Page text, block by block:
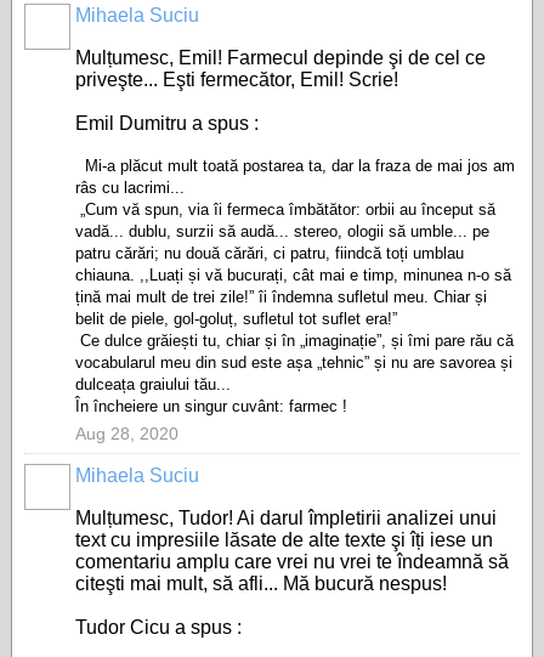
Mihaela Suciu
Mulțumesc, Emil! Farmecul depinde şi de cel ce
priveşte... Eşti fermecător, Emil! Scrie!
Emil Dumitru a spus :
Mi-a plăcut mult toată postarea ta, dar la fraza de mai jos am
râs cu lacrimi...
„Cum vă spun, via îi fermeca îmbătător: orbii au început să
vadă... dublu, surzii să audă... stereo, ologii să umble... pe
patru cărări; nu două cărări, ci patru, fiindcă toți umblau
chiauna. ,,Luați și vă bucurați, cât mai e timp, minunea n-o să
țină mai mult de trei zile!” îi îndemna sufletul meu. Chiar și
belit de piele, gol-goluț, sufletul tot suflet era!”
Ce dulce grăiești tu, chiar și în „imaginație”, și îmi pare rău că
vocabularul meu din sud este așa „tehnic” și nu are savorea și
dulceața graiului tău...
În încheiere un singur cuvânt: farmec !
Aug 28, 2020
Mihaela Suciu
Mulțumesc, Tudor! Ai darul împletirii analizei unui
text cu impresiile lăsate de alte texte şi îți iese un
comentariu amplu care vrei nu vrei te îndeamnă să
citeşti mai mult, să afli... Mă bucură nespus!
Tudor Cicu a spus :